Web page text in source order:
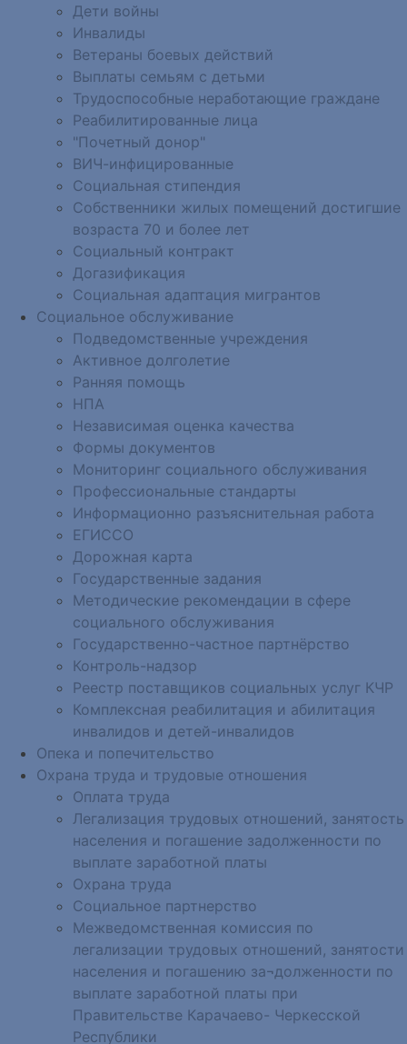
Дети войны
Инвалиды
Ветераны боевых действий
Выплаты семьям с детьми
Трудоспособные неработающие граждане
Реабилитированные лица
"Почетный донор"
ВИЧ-инфицированные
Социальная стипендия
Собственники жилых помещений достигшие
возраста 70 и более лет
Социальный контракт
Догазификация
Социальная адаптация мигрантов
Социальное обслуживание
Подведомственные учреждения
Активное долголетие
Ранняя помощь
НПА
Независимая оценка качества
Формы документов
Мониторинг социального обслуживания
Профессиональные стандарты
Информационно разъяснительная работа
ЕГИССО
Дорожная карта
Государственные задания
Методические рекомендации в сфере
социального обслуживания
Государственно-частное партнёрство
Контроль-надзор
Реестр поставщиков социальных услуг КЧР
Комплексная реабилитация и абилитация
инвалидов и детей-инвалидов
Опека и попечительство
Охрана труда и трудовые отношения
Оплата труда
Легализация трудовых отношений, занятость
населения и погашение задолженности по
выплате заработной платы
Охрана труда
Социальное партнерство
Межведомственная комиссия по
легализации трудовых отношений, занятости
населения и погашению за¬долженности по
выплате заработной платы при
Правительстве Карачаево- Черкесской
Республики